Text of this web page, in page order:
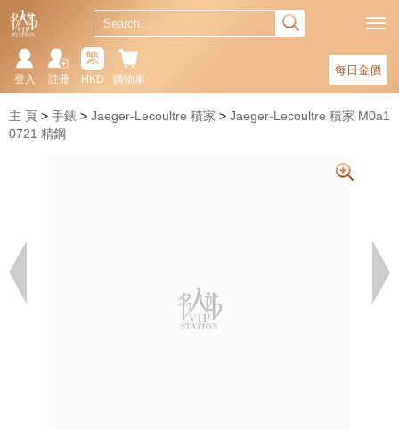
每日金價
購物車
繁
HKD
註冊
登入
主 頁 手錶 Jaeger-Lecoultre 積家
Jaeger-Lecoultre 積家 M0a1
0721 精鋼